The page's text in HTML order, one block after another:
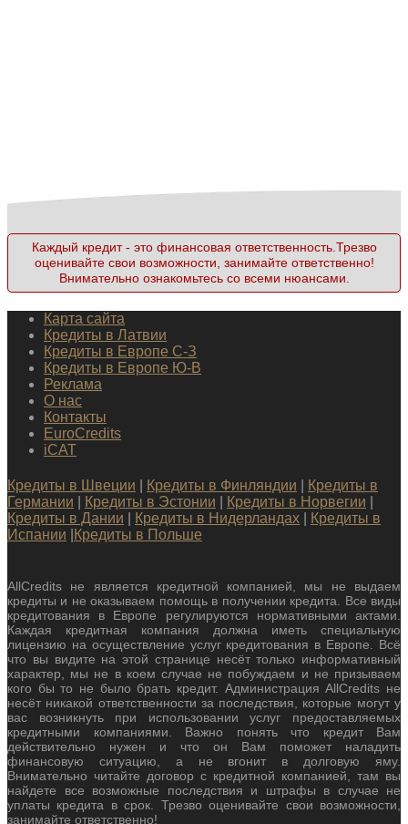
Каждый кредит - это финансовая ответственность.Трезво
оценивайте свои возможности, занимайте ответственно!
Внимательно ознакомьтесь со всеми нюансами.
Карта сайта
Кредиты в Латвии
Кредиты в Европе С-З
Кредиты в Европе Ю-В
Реклама
О нас
Контакты
EuroCredits
iCAT
Кредиты в Швеции Кредиты в Финляндии
Кредиты в
Германии
Кредиты в Эстонии Кредиты в Норвегии
Кредиты в Дании
Кредиты в Нидерландах
Кредиты в
Испании
Кредиты в Польше
AllCredits не является кредитной компанией, мы не выдаем
кредиты и не оказываем помощь в получении кредита. Все виды
кредитования в Европе регулируются нормативными актами.
Каждая кредитная компания должна иметь специальную
лицензию на осуществление услуг кредитования в Европе. Всё
что вы видите на этой странице несёт только информативный
характер, мы не в коем случае не побуждаем и не призываем
кого бы то не было брать кредит. Администрация AllCredits не
несёт никакой ответственности за последствия, которые могут у
вас возникнуть при использовании услуг предоставляемых
кредитными компаниями. Важно понять что кредит Вам
действительно нужен и что он Вам поможет наладить
финансовую ситуацию, а не вгонит в долговую яму.
Внимательно читайте договор с кредитной компанией, там вы
найдете все возможные последствия и штрафы в случае не
уплаты кредита в срок. Трезво оценивайте свои возможности,
занимайте ответственно!